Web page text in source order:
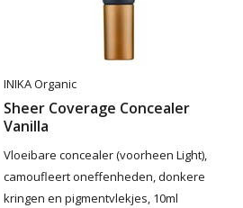
INIKA Organic
Sheer Coverage Concealer
Vanilla
Vloeibare concealer (voorheen Light),
camoufleert oneffenheden, donkere
kringen en pigmentvlekjes, 10ml